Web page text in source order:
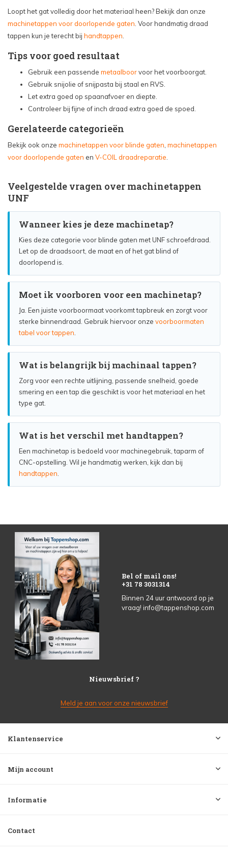
Loopt het gat volledig door het materiaal heen? Bekijk dan onze
machinetappen voor doorlopende gaten . Voor handmatig draad
tappen kun je terecht bij handtappen
Tips voor goed resultaat
Gebruik een passende metaalboorvoor het voorboorgat.
Gebruik snijolie of snijpasta bij staal en RVS.
Let extra goed op spaanafvoer en diepte.
Controleer bij fijne of inch draad extra goed de spoed.
Gerelateerde categorieën
Bekijk ook onze machinetappen voor blinde gaten machinetappen
voor doorlopende gaten en V-COIL draadreparatie
Veelgestelde vragen over machinetappen
UNF
Wanneer kies je deze machinetap?
Kies deze categorie voor blinde gaten met UNF schroefdraad.
Let op de draadsoort, de maat en of het gat blind of
doorlopend is.
Moet ik voorboren voor een machinetap?
Ja. Een juiste voorboormaat voorkomt tapbreuk en zorgt voor
sterke binnendraad. Gebruik hiervoor onze voorboormaten
tabel voor tappen
Wat is belangrijk bij machinaal tappen?
Zorg voor een rechte uitlijning, passende snelheid, goede
smering en een tap die geschikt is voor het materiaal en het
type gat.
Wat is het verschil met handtappen?
Een machinetap is bedoeld voor machinegebruik, taparm of
CNC-opstelling. Wil je handmatig werken, kijk dan bij
handtappen
Bel of mail ons!
+31 78 3031314
Binnen 24 uur antwoord op je
vraag! info@tappenshop.com
Nieuwsbrief ?
Meld je aan voor onze nieuwsbrief
Klantenservice
Mijn account
Informatie
Contact